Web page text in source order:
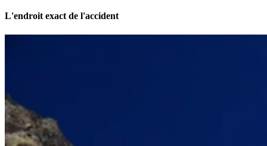
L'endroit exact de l'accident